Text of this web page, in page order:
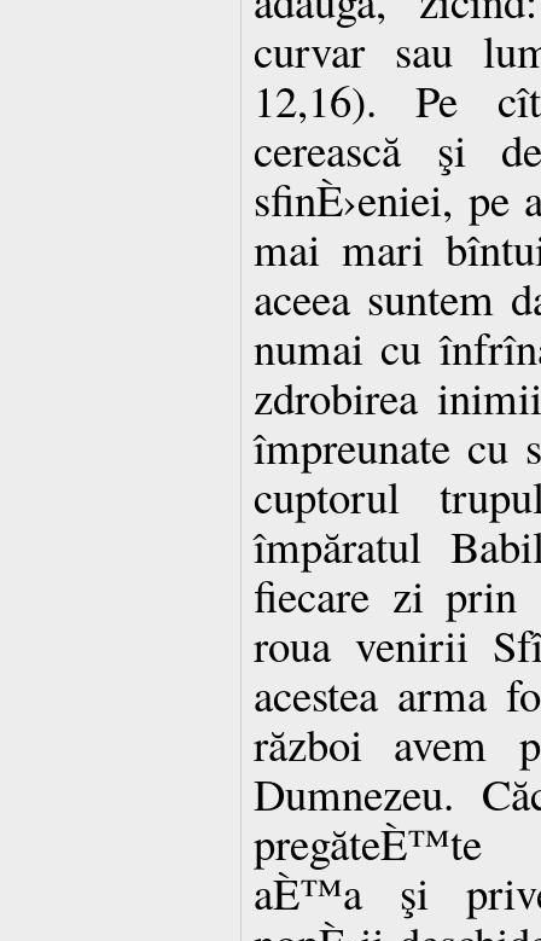
curvar sau
12,16). Pe
cerească şi
sfinÈ›eniei, pe
mai mari
aceea suntem
numai cu
zdrobirea
împreunate cu
cuptorul
împăratul
fiecare zi prin
roua venirii
acestea arma
război avem
Dumnezeu.
pregăteÈ™te
aÈ™a şi